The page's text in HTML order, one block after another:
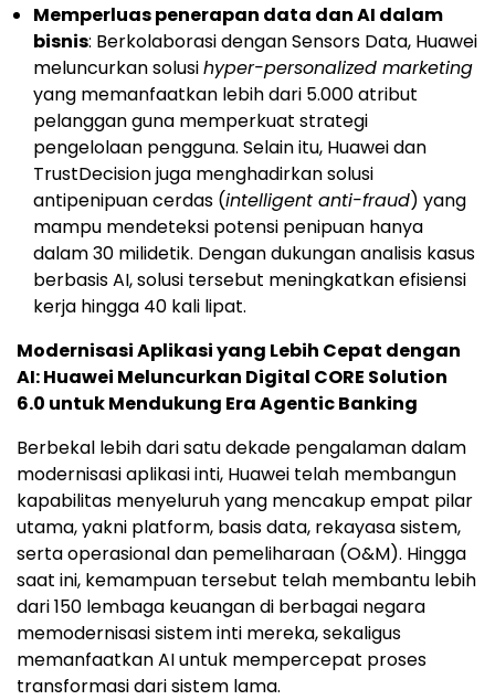
Memperluas penerapan data dan AI dalam
bisnis: Berkolaborasi dengan Sensors Data, Huawei
meluncurkan solusihyper-personalized marketing
yang memanfaatkan lebih dari 5.000 atribut
pelanggan guna memperkuat strategi
pengelolaan pengguna. Selain itu, Huawei dan
TrustDecision juga menghadirkan solusi
antipenipuan cerdas (intelligent anti-fraud) yang
mampu mendeteksi potensi penipuan hanya
dalam 30 milidetik. Dengan dukungan analisis kasus
berbasis AI, solusi tersebut meningkatkan efisiensi
kerja hingga 40 kali lipat.
Modernisasi Aplikasi yang Lebih Cepat dengan
AI: Huawei Meluncurkan Digital CORE Solution
6.0 untuk Mendukung Era Agentic Banking
Berbekal lebih dari satu dekade pengalaman dalam
modernisasi aplikasi inti, Huawei telah membangun
kapabilitas menyeluruh yang mencakup empat pilar
utama, yakni platform, basis data, rekayasa sistem,
serta operasional dan pemeliharaan (O&M). Hingga
saat ini, kemampuan tersebut telah membantu lebih
dari 150 lembaga keuangan di berbagai negara
memodernisasi sistem inti mereka, sekaligus
memanfaatkan AI untuk mempercepat proses
transformasi dari sistem lama.